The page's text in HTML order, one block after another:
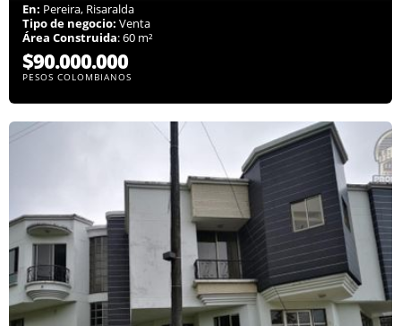
En: Pereira, Risaralda
Tipo de negocio: Venta
Área Construida: 60 m²
$90.000.000
PESOS COLOMBIANOS